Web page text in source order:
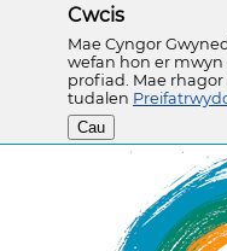
Cwcis
Mae Cyngor
wefan hon er mwyn
profiad. Mae
tudalen
Cau